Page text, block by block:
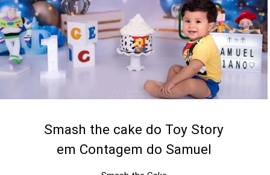
Smash the cake do Toy Story
em Contagem do Samuel